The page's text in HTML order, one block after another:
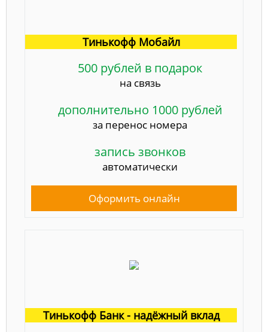
Тинькофф Мобайл
500 рублей в подарок
на связь
дополнительно 1000 рублей
за перенос номера
запись звонков
автоматически
Оформить онлайн
Тинькофф Банк - надёжный вклад